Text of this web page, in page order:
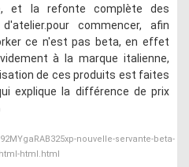
et la refonte complète des
commencer, afin
ce n'est pas beta, en effet
à la marque italienne,
de ces produits est faites
explique la différence de prix
nouvelle-servante-beta-
html.html